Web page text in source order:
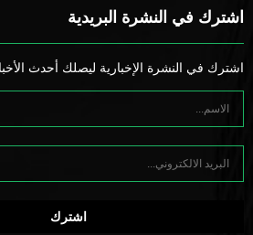
اشترك في النشرة البريدية
اشترك في النشرة الإخبارية ليصلك أحدث